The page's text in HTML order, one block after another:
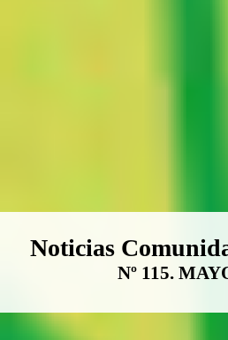
Boletín Noticias
Noticias
Nº 115.